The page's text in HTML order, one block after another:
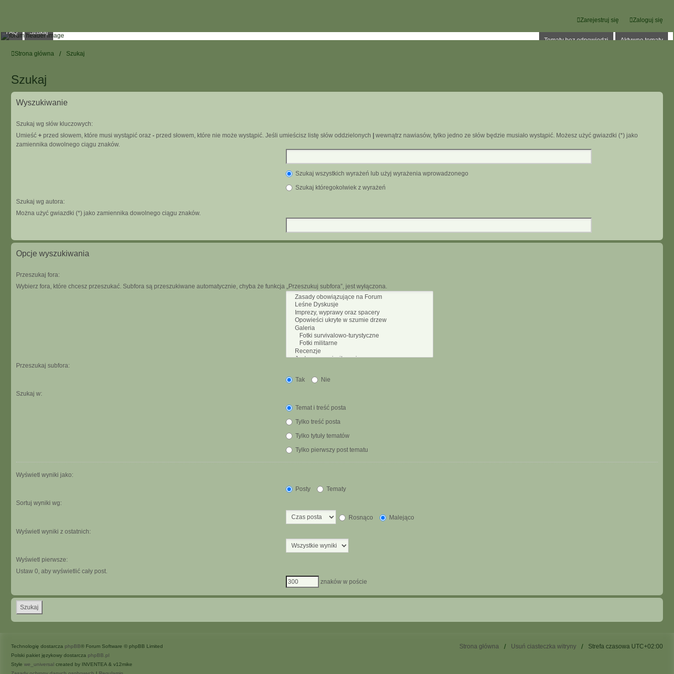
Zaloguj się
Zarejestruj się
Tematy bez odpowiedzi Aktywne tematy
FAQ Szukaj
Strona główna Szukaj
Szukaj
Wyszukiwanie
Szukaj wg słów kluczowych:
Umieść + przed słowem, które musi wystąpić oraz - przed słowem, które nie może wystąpić. Jeśli umieścisz listę słów oddzielonych
wewnątrz nawiasów, tylko jedno ze słów będzie musiało wystąpić. Możesz użyć gwiazdki (*) jako
zamiennika dowolnego ciągu znaków.
Szukaj wszystkich wyrażeń lub użyj wyrażenia wprowadzonego
Szukaj któregokolwiek z wyrażeń
Szukaj wg autora:
Można użyć gwiazdki (*) jako zamiennika dowolnego ciągu znaków.
Opcje wyszukiwania
Przeszukaj fora:
Wybierz fora, które chcesz przeszukać. Subfora są przeszukiwane automatycznie, chyba że funkcja „Przeszukuj subfora”, jest wyłączona.
Przeszukaj subfora:
Tak
Nie
Szukaj w:
Temat i treść posta
Tylko treść posta
Tylko tytuły tematów
Tylko pierwszy post tematu
Wyświetl wyniki jako:
Posty
Tematy
Sortuj wyniki wg:
Rosnąco
Malejąco
Wyświetl wyniki z ostatnich:
Wyświetl pierwsze:
Ustaw 0, aby wyświetlić cały post.
znaków w poście
Strona główna Usuń ciasteczka witryny Strefa czasowa UTC+02:00
Technologię dostarcza phpBB® Forum Software © phpBB Limited
Polski pakiet językowy dostarcza phpBB.pl
Style we_universal created by INVENTEA & v12mike